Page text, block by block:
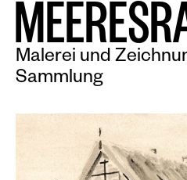
MEERESR
Malerei und
Sammlung